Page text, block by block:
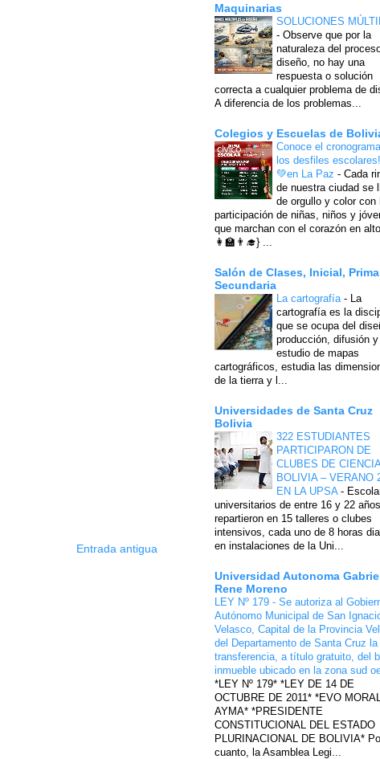
Entrada antigua
Maquinarias
SOLUCIONES
- Observe que por la
naturaleza del
diseño, no hay una
respuesta o solución
correcta a cualquier problema de
A diferencia de los problemas...
Colegios y Escuelas de
Conoce el
los desfiles
💚en La Paz - Cada
de nuestra ciudad se
de orgullo y color con
participación de niñas, niños y
que marchan con el corazón en
👩‍🏫👨‍🎓} ...
Salón de Clases, Inicial,
Secundaria
La cartografía -
La
cartografía es la
que se ocupa del
producción, difusión y
estudio de mapas
cartográficos, estudia las
de la tierra y l...
Universidades de Santa Cruz
Bolivia
322 ESTUDIANTES
PARTICIPARON DE
CLUBES DE CIENCIA
BOLIVIA – VERANO
EN LA UPSA -
universitarios de entre 16 y 22
repartieron en 15 talleres o clubes
intensivos, cada uno de 8 horas
en instalaciones de la Uni...
Universidad Autonoma
Rene Moreno
LEY Nº 179 - Se autoriza al
Autónomo Municipal de San
Velasco, Capital de la Provincia
del Departamento de Santa Cruz la
transferencia, a título gratuito, del
inmueble ubicado en la zona sud
*LEY Nº 179* *LEY DE 14 DE
OCTUBRE DE 2011* *EVO
AYMA* *PRESIDENTE
CONSTITUCIONAL DEL ESTADO
PLURINACIONAL DE BOLIVIA*
cuanto, la Asamblea Legi...